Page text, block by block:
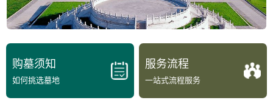
购墓须知
如何挑选墓地
服务流程
一站式流程服务